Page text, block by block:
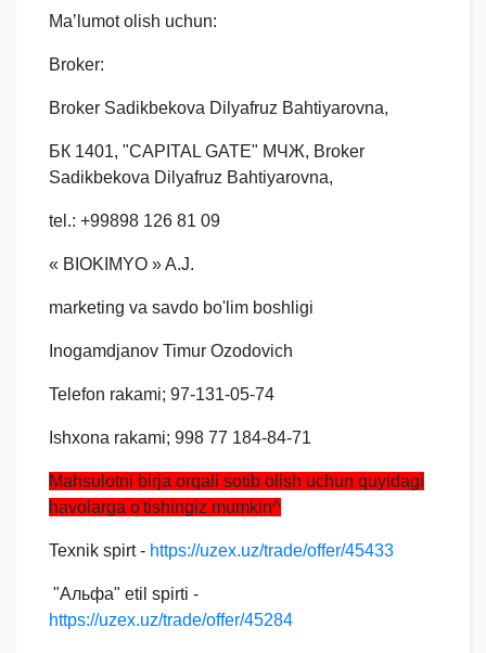
Maʼlumot olish uchun:
Broker:
Broker Sadikbekova Dilyafruz Bahtiyarovna,
БК 1401, "CAPITAL GATE" МЧЖ, Broker
Sadikbekova Dilyafruz Bahtiyarovna,
tel.: +99898 126 81 09
« BIOKIMYO » A.J.
marketing va savdo bo'lim boshligi
Inogamdjanov Timur Ozodovich
Telefon rakami; 97-131-05-74
Ishxona rakami; 998 77 184-84-71
Mahsulotni birja orqali sotib olish uchun quyidagi
havolarga o'tishingiz mumkin^
Texnik spirt - https://uzex.uz/trade/offer/45433
"Альфа" etil spirti -
https://uzex.uz/trade/offer/45284